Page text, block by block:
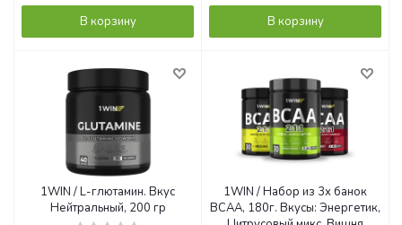
В корзину В корзину
1WIN / L-глютамин. Вкус
Нейтральный, 200 гр
1WIN / Набор из 3х банок
BCAA, 180г. Вкусы: Энергетик,